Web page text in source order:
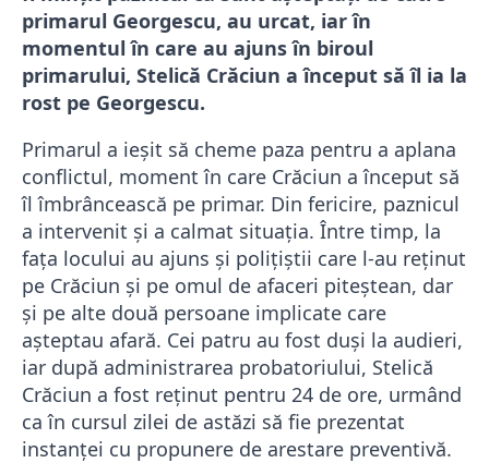
primarul Georgescu, au urcat, iar în
momentul în care au ajuns în biroul
primarului, Stelică Crăciun a început să îl ia la
rost pe Georgescu.
Primarul a ieșit să cheme paza pentru a aplana
conflictul, moment în care Crăciun a început să
îl îmbrâncească pe primar. Din fericire, paznicul
a intervenit și a calmat situația. Între timp, la
fața locului au ajuns și polițiștii care l-au reținut
pe Crăciun și pe omul de afaceri piteștean, dar
și pe alte două persoane implicate care
așteptau afară. Cei patru au fost duși la audieri,
iar după administrarea probatoriului, Stelică
Crăciun a fost reținut pentru 24 de ore, urmând
ca în cursul zilei de astăzi să fie prezentat
instanței cu propunere de arestare preventivă.